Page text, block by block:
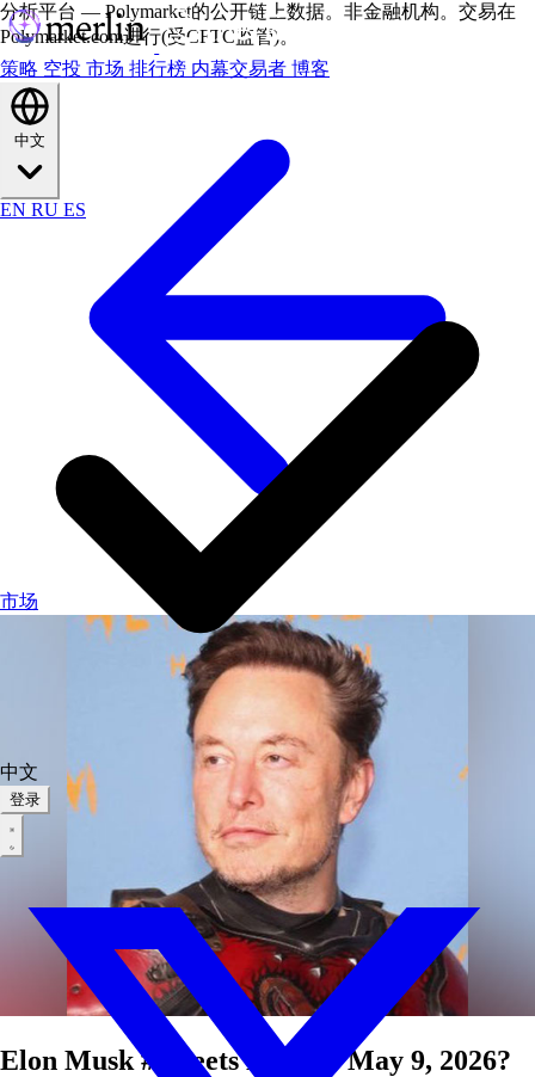
策略 空投 市场 排行榜 内幕交易者 博客
EN RU ES
中文
登录
分析平台 — Polymarket的公开链上数据。非金融机构。交易在
Polymarket.com进行(受CFTC监管)。
市场
Elon Musk # tweets May 7 - May 9, 2026?